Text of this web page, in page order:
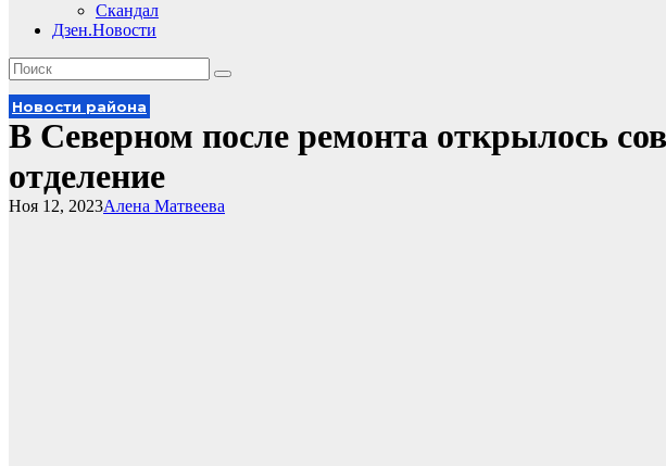
Скандал
Дзен.Новости
Новости района
В Северном после ремонта открылось
отделение
Алена Матвеева
Ноя 12, 2023